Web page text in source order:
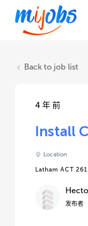
Back to job list
4 年 前
Install
Location
Latham ACT
发布者